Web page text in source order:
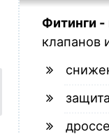
Фитинги -
клапанов